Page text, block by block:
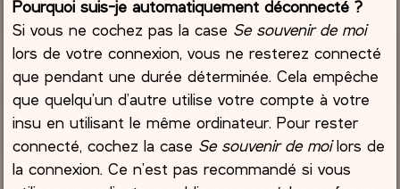
Pourquoi suis-je automatiquement déconnecté ?
Si vous ne cochez pas la case Se souvenir de moi
lors de votre connexion, vous ne resterez connecté
que pendant une durée déterminée. Cela empêche
que quelqu’un d’autre utilise votre compte à votre
insu en utilisant le même ordinateur. Pour rester
connecté, cochez la case Se souvenir de moilors de
la connexion. Ce n’est pas recommandé si vous